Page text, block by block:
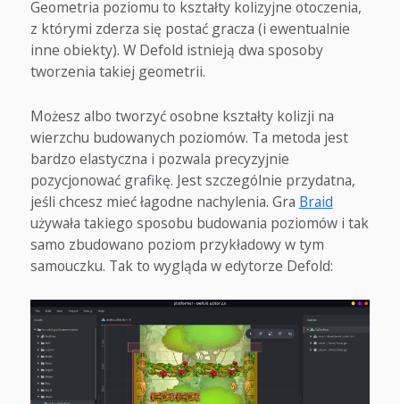
Geometria poziomu to kształty kolizyjne otoczenia,
z którymi zderza się postać gracza (i ewentualnie
inne obiekty). W Defold istnieją dwa sposoby
tworzenia takiej geometrii.
Możesz albo tworzyć osobne kształty kolizji na
wierzchu budowanych poziomów. Ta metoda jest
bardzo elastyczna i pozwala precyzyjnie
pozycjonować grafikę. Jest szczególnie przydatna,
jeśli chcesz mieć łagodne nachylenia. Gra Braid
używała takiego sposobu budowania poziomów i tak
samo zbudowano poziom przykładowy w tym
samouczku. Tak to wygląda w edytorze Defold: